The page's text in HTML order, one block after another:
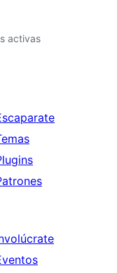
activas